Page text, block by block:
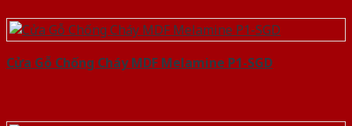
Cửa Gỗ Chống Cháy MDF Melamine P1-SGD